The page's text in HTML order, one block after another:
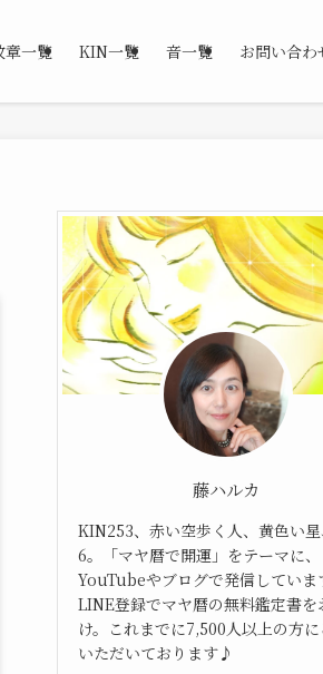
章一覧 KIN一覧 音一覧 お問い合わ
藤ハルカ
KIN253、赤い空歩く人、黄色い
6。「マヤ暦で開運」をテーマに、
YouTubeやブログで発信していま
LINE登録でマヤ暦の無料鑑定書を
け。これまでに7,500人以上の方
いただいております♪